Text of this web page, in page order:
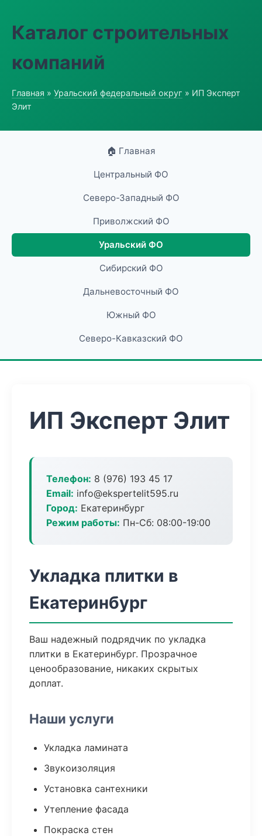
Каталог строительных
компаний
Главная » Уральский федеральный округ » ИП Эксперт
Элит
🏠 Главная
Центральный ФО
Северо-Западный ФО
Приволжский ФО
Уральский ФО
Сибирский ФО
Дальневосточный ФО
Южный ФО
Северо-Кавказский ФО
ИП Эксперт Элит
Телефон: 8 (976) 193 45 17
Email: info@ekspertelit595.ru
Город: Екатеринбург
Режим работы: Пн-Сб: 08:00-19:00
Укладка плитки в
Екатеринбург
Ваш надежный подрядчик по укладка
плитки в Екатеринбург. Прозрачное
ценообразование, никаких скрытых
доплат.
Наши услуги
Укладка ламината
Звукоизоляция
Установка сантехники
Утепление фасада
Покраска стен